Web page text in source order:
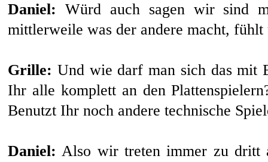
Daniel: Würd auch sagen wir sind
mittlerweile was der andere macht,
Grille: Und wie darf man sich das mit
Ihr alle komplett an den
Benutzt Ihr noch andere technische
Daniel: Also wir treten immer zu dritt